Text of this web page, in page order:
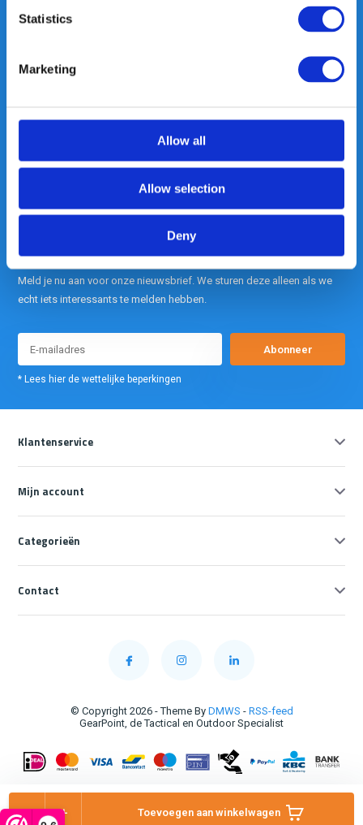
Statistics
Marketing
Allow all
Allow selection
Deny
+
- Toevoegen aan winkelwagen
contact met ons op.
Meld je nu aan voor onze nieuwsbrief. We sturen deze alleen als we
echt iets interessants te melden hebben.
Abonneer
* Lees hier de wettelijke beperkingen
Klantenservice
Mijn account
Categorieën
Contact
© Copyright 2026 - Theme By DMWS - RSS-feed
GearPoint, de Tactical en Outdoor Specialist